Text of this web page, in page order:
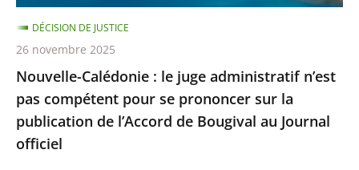
pour
se
prononcer
sur
la
publication
de
Nouvelle-Calédonie : le juge administratif n’est
pas compétent pour se prononcer sur la
publication de l’Accord de Bougival au Journal
officiel
DÉCISION DE JUSTICE
26 novembre 2025